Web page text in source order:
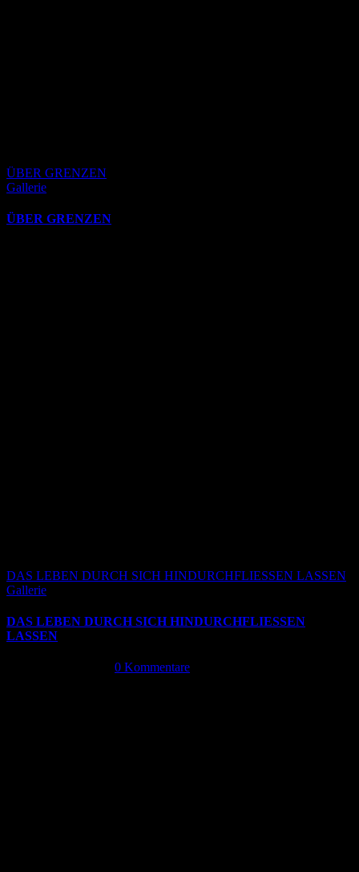
ÜBER GRENZEN
Gallerie
ÜBER GRENZEN
DAS LEBEN DURCH SICH HINDURCHFLIESSEN LASSEN
Gallerie
DAS LEBEN DURCH SICH HINDURCHFLIESSEN
LASSEN
0 Kommentare